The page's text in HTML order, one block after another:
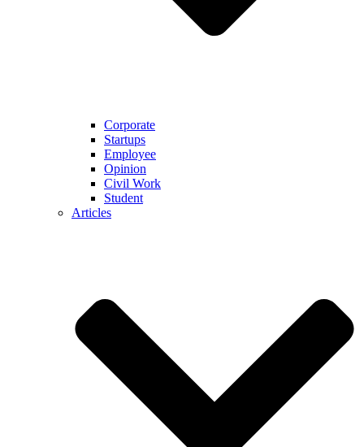
Corporate
Startups
Employee
Opinion
Civil Work
Student
Articles